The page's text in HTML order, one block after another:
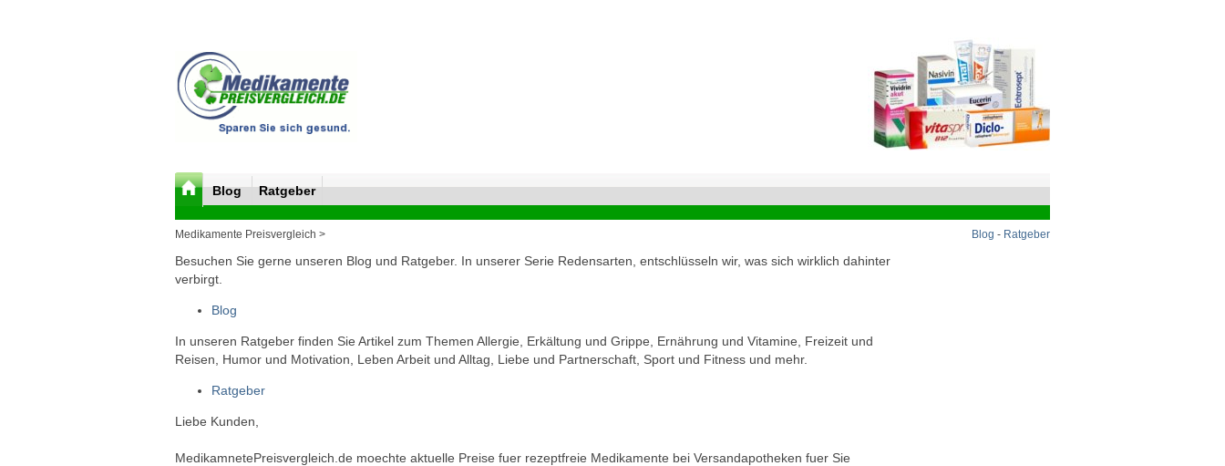
Blog Ratgeber
Medikamente Preisvergleich > Blog - Ratgeber
Besuchen Sie gerne unseren Blog und Ratgeber. In unserer Serie Redensarten, entschlüsseln wir, was sich wirklich dahinter
verbirgt.
Blog
In unseren Ratgeber finden Sie Artikel zum Themen Allergie, Erkältung und Grippe, Ernährung und Vitamine, Freizeit und
Reisen, Humor und Motivation, Leben Arbeit und Alltag, Liebe und Partnerschaft, Sport und Fitness und mehr.
Ratgeber
Liebe Kunden,
MedikamnetePreisvergleich.de moechte aktuelle Preise fuer rezeptfreie Medikamente bei Versandapotheken fuer Sie